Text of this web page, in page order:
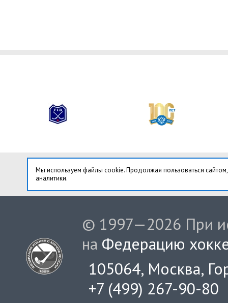
Мы используем файлы cookie. Продолжая пользоваться
аналитики.
© 1997—2026 При
на Федерацию
105064, Москва,
+7 (499) 267-90-80